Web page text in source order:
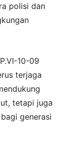
polisi dan
10-09
terjaga
tetapi juga
generasi